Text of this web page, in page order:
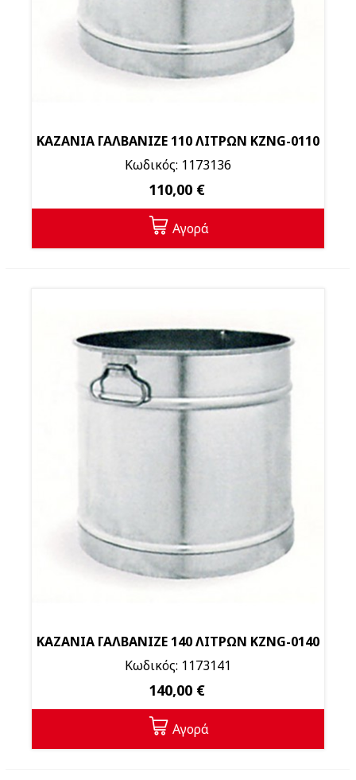
ΚΑΖΑΝΙΑ ΓΑΛΒΑΝΙΖΕ 110 ΛΙΤΡΩΝ KZNG-0110
Κωδικός: 1173136
110,00 €
Αγορά
ΚΑΖΑΝΙΑ ΓΑΛΒΑΝΙΖΕ 140 ΛΙΤΡΩΝ KZNG-0140
Κωδικός: 1173141
140,00 €
Αγορά